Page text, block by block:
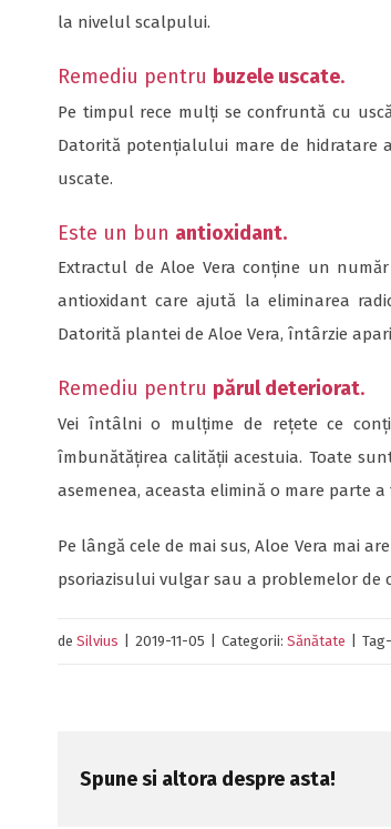
la nivelul scalpului.
Remediu pentru buzele uscate.
Pe timpul rece mulți se confruntă cu
Datorită potențialului mare de hidratare
uscate.
Este un bun antioxidant.
Extractul de Aloe Vera conține un
antioxidant care ajută la eliminarea
Datorită plantei de Aloe Vera, întârzie
Remediu pentru părul deteriorat.
Vei întâlni o mulțime de rețete ce
îmbunătățirea calității acestuia. Toate
asemenea, aceasta elimină o mare parte
Pe lângă cele de mai sus, Aloe Vera mai
psoriazisului vulgar sau a problemelor de
de Silvius 2019-11-05 Categorii: Sănătate
Spune si altora despre asta!